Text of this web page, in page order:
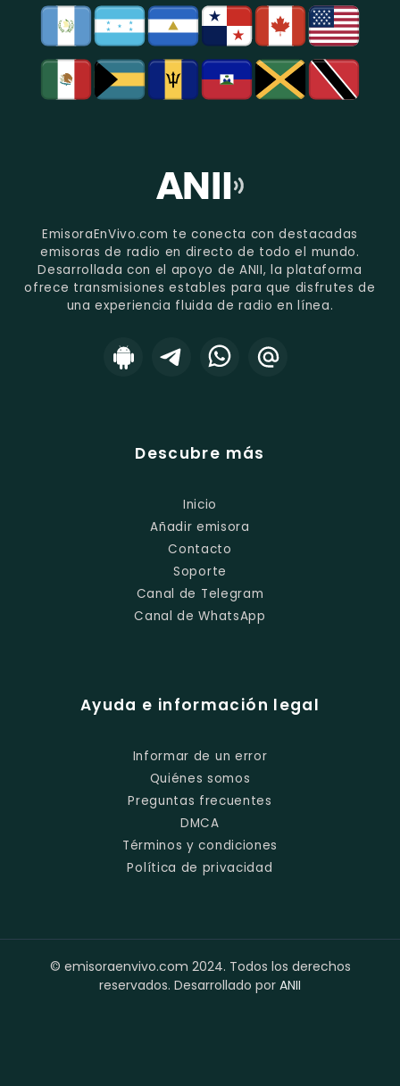
EmisoraEnVivo.com te conecta con destacadas
emisoras de radio en directo de todo el mundo.
Desarrollada con el apoyo de ANII, la plataforma
ofrece transmisiones estables para que disfrutes de
una experiencia fluida de radio en línea.
Descubre más
Inicio
Añadir emisora
Contacto
Soporte
Canal de Telegram
Canal de WhatsApp
Ayuda e información legal
Informar de un error
Quiénes somos
Preguntas frecuentes
DMCA
Términos y condiciones
Política de privacidad
© emisoraenvivo.com 2024. Todos los derechos
reservados. Desarrollado por ANII